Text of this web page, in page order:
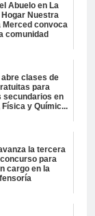
Abuelo en La
Nuestra
Merced convoca
comunidad
abre clases de
para
secundarios en
y Químic...
la tercera
para
cargo en la